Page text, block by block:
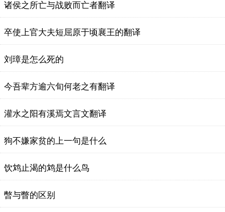
诸侯之所亡与战败而亡者翻译
卒使上官大夫短屈原于顷襄王的翻译
刘璋是怎么死的
今吾辈方逾六旬何老之有翻译
灌水之阳有溪焉文言文翻译
狗不嫌家贫的上一句是什么
饮鸩止渴的鸩是什么鸟
暼与瞥的区别